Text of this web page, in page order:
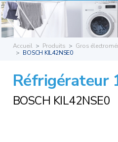
Accueil Produits Gros
BOSCH KIL42NSE0
Réfrigérateur
BOSCH KIL42NSE0